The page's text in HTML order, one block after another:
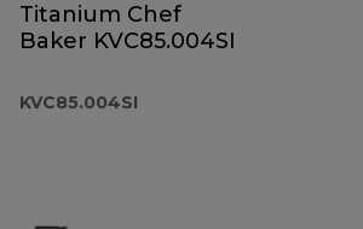
Titanium Chef
Baker KVC85.004SI
KVC85.004SI